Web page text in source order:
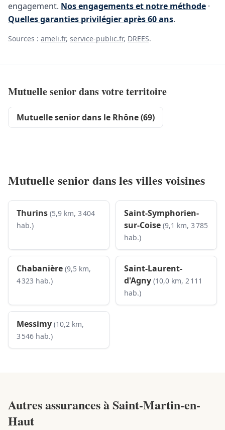
engagement. Nos engagements et notre méthode ·
Quelles garanties privilégier après 60 ans.
Sources : ameli.fr, service-public.fr, DREES.
Mutuelle senior dans votre territoire
Mutuelle senior dans le Rhône (69)
Mutuelle senior dans les villes voisines
Thurins (5,9 km, 3 404
hab.)
Saint-Symphorien-
sur-Coise (9,1 km, 3 785
hab.)
Chabanière (9,5 km,
4 323 hab.)
Saint-Laurent-
d'Agny (10,0 km, 2 111
hab.)
Messimy (10,2 km,
3 546 hab.)
Autres assurances àSaint-Martin-en-
Haut